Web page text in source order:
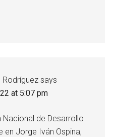
Rodríguez says
at 5:07 pm
Nacional de Desarrollo
en Jorge Iván Ospina,